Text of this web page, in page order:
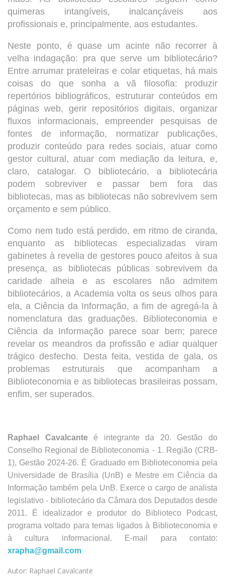
quimeras intangíveis, inalcançáveis aos
profissionais e, principalmente, aos estudantes.
Neste ponto, é quase um acinte não recorrer à
velha indagação: pra que serve um bibliotecário?
Entre arrumar prateleiras e colar etiquetas, há mais
coisas do que sonha a vã filosofia: produzir
repertórios bibliográficos, estruturar conteúdos em
páginas web, gerir repositórios digitais, organizar
fluxos informacionais, empreender pesquisas de
fontes de informação, normatizar publicações,
produzir conteúdo para redes sociais, atuar como
gestor cultural, atuar com mediação da leitura, e,
claro, catalogar. O bibliotecário, a bibliotecária
podem sobreviver e passar bem fora das
bibliotecas, mas as bibliotecas não sobrevivem sem
orçamento e sem público.
Como nem tudo está perdido, em ritmo de ciranda,
enquanto as bibliotecas especializadas viram
gabinetes à revelia de gestores pouco afeitos à sua
presença, as bibliotecas públicas sobrevivem da
caridade alheia e as escolares não admitem
bibliotecários, a Academia volta os seus olhos para
ela, a Ciência da Informação, a fim de agregá-la à
nomenclatura das graduações. Biblioteconomia e
Ciência da Informação parece soar bem; parece
revelar os meandros da profissão e adiar qualquer
trágico desfecho. Desta feita, vestida de gala, os
problemas estruturais que acompanham a
Biblioteconomia e as bibliotecas brasileiras possam,
enfim, ser superados.
Raphael Cavalcanteé integrante da 20. Gestão do
Conselho Regional de Biblioteconomia - 1. Região (CRB-
1), Gestão 2024-26. É Graduado em Biblioteconomia pela
Universidade de Brasília (UnB) e Mestre em Ciência da
Informação também pela UnB. Exerce o cargo de analista
legislativo - bibliotecário da Câmara dos Deputados desde
2011. É idealizador e produtor do Biblioteco Podcast,
programa voltado para temas ligados à Biblioteconomia e
à cultura informacional. E-mail para contato:
xrapha@gmail.com
Autor: Raphael Cavalcante